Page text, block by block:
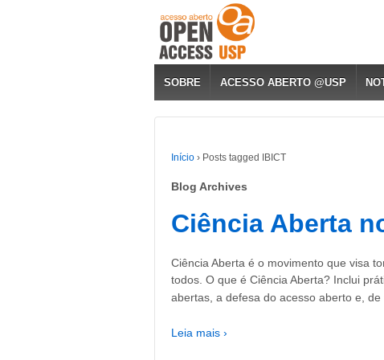
SOBRE ACESSO ABERTO @USP
Início › Posts tagged IBICT
Blog Archives
Ciência Aberta
Ciência Aberta é o movimento que visa
todos. O que é Ciência Aberta? Inclui
abertas, a defesa do acesso aberto e, de
Leia mais ›